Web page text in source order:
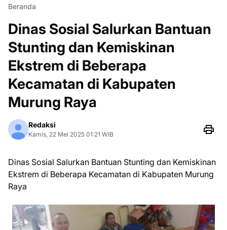
Beranda
Dinas Sosial Salurkan Bantuan
Stunting dan Kemiskinan
Ekstrem di Beberapa
Kecamatan di Kabupaten
Murung Raya
Redaksi
Kamis, 22 Mei 2025 01:21 WIB
Dinas Sosial Salurkan Bantuan Stunting dan Kemiskinan
Ekstrem di Beberapa Kecamatan di Kabupaten Murung
Raya